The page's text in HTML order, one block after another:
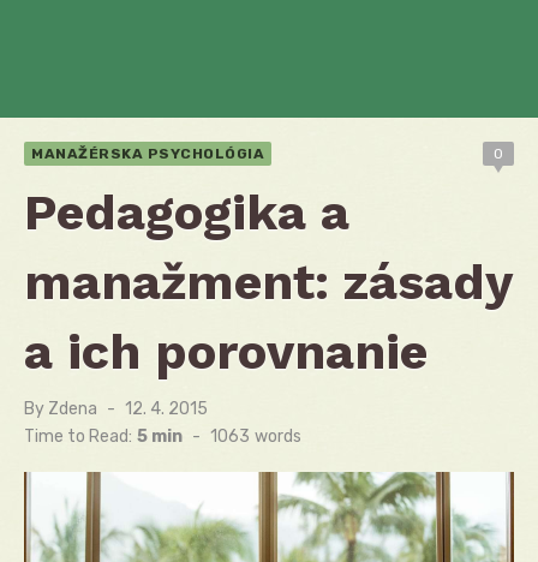
MANAŽÉRSKA PSYCHOLÓGIA 0
Pedagogika a
manažment: zásady
a ich porovnanie
By Zdena
Posted
on
12. 4. 2015
Time to Read: 5 min - 1063 words